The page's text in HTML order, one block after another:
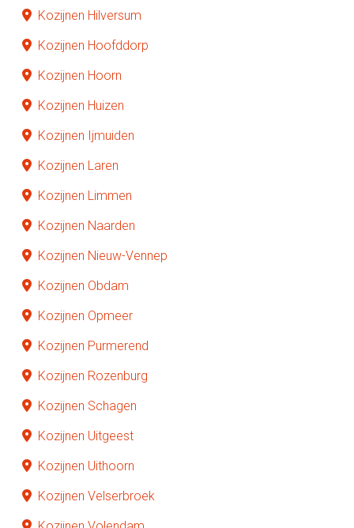
Kozijnen Hilversum
Kozijnen Hoofddorp
Kozijnen Hoorn
Kozijnen Huizen
Kozijnen Ijmuiden
Kozijnen Laren
Kozijnen Limmen
Kozijnen Naarden
Kozijnen Nieuw-Vennep
Kozijnen Obdam
Kozijnen Opmeer
Kozijnen Purmerend
Kozijnen Rozenburg
Kozijnen Schagen
Kozijnen Uitgeest
Kozijnen Uithoorn
Kozijnen Velserbroek